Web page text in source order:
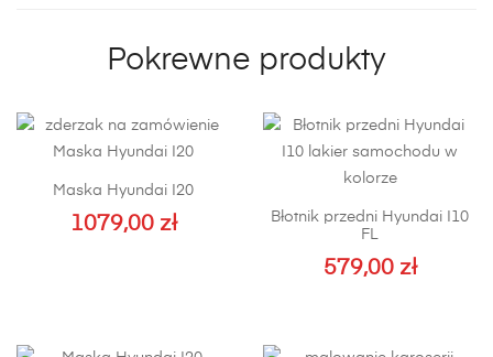
Pokrewne produkty
Maska Hyundai I20
1079,00 zł
Błotnik przedni Hyundai I10
FL
579,00 zł
ma